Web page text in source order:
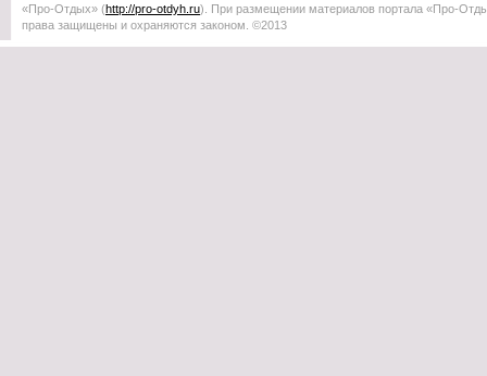
«Про-Отдых» (http://pro-otdyh .ru). При размещении материалов портала «Про-
права защищены и охраняются законом. ©2013